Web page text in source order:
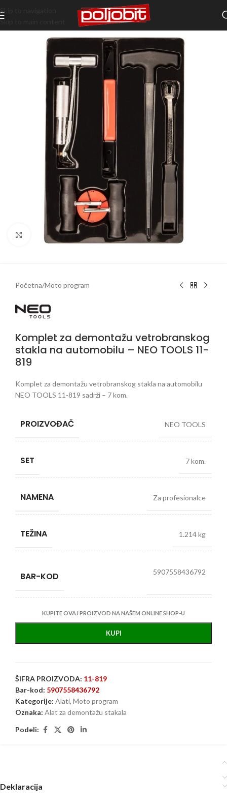
Skip to navigation
Skip to main content
Klikni da uveličaš
Početna/Moto program
Komplet za demontažu vetrobranskog
stakla na automobilu – NEO TOOLS 11-
819
Komplet za demontažu vetrobranskog stakla na automobilu
NEO TOOLS 11-819 sadrži – 7 kom.
PROIZVOĐAČ NEO TOOLS
SET 7 kom.
NAMENA Za profesionalce
TEŽINA 1.214 kg
BAR-KOD 5907558436792
KUPITE OVAJ PROIZVOD NA NAŠEM ONLINE SHOP-U
KUPI
ŠIFRA PROIZVODA: 11-819
Bar-kod: 5907558436792
Kategorije: Alati, Moto program
Oznaka: Alat za demontažu stakala
Podeli:
Deklaracija